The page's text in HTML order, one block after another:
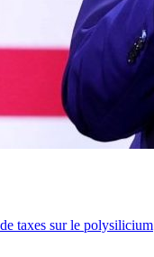
taxes sur le polysilicium